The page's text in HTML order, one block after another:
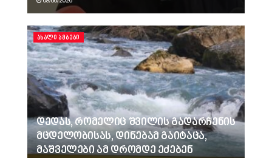
ᲐᲮᲐᲚᲘ ᲐᲛᲑᲔᲑᲘ
დედას, რომელიც შვილის გადარჩენის
მცდელობისას, დინებამ გაიტაცა,
მაშველები ამ დრომდე ეძებენ